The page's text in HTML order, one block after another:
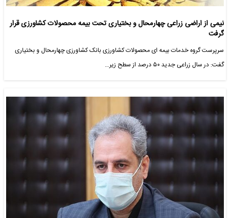
نیمی از اراضی زراعی چهارمحال و بختیاری تحت بیمه محصولات کشاورزی قرار
گرفت
سرپرست گروه خدمات بیمه ای محصولات کشاورزی بانک کشاورزی چهارمحال و بختیاری
گفت: در سال زراعی جدید ۵۰ درصد از سطح زیر…